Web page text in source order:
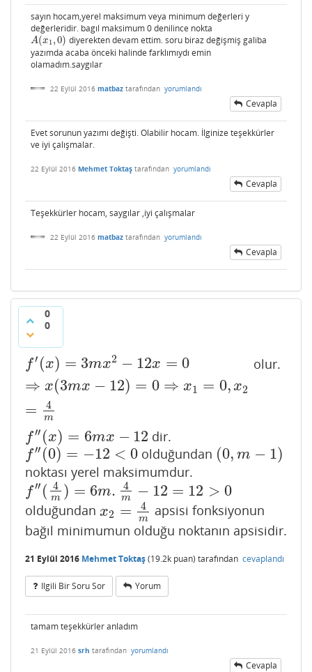
sayın hocam,yerel maksimum veya minimum değerleri y
değerleridir. bagıl maksimum 0 denilince nokta
A(x1 ,0)
A(x1,0)
diyerekten devam ettim. soru biraz değişmiş galiba
yazımda acaba önceki halinde farklımıydı emin
olamadım.saygılar
22 Eylül 2016 matbaz tarafından yorumlandı
Cevapla
Evet sorunun yazımı değişti. Olabilir hocam. İlginize teşekkürler
ve iyi çalışmalar.
22 Eylül 2016 Mehmet Toktaş tarafından yorumlandı
Cevapla
Teşekkürler hocam, saygılar ,iyi çalışmalar
22 Eylül 2016 matbaz tarafından yorumlandı
Cevapla
0
0
f′ (x) = 3mx2 − 12x = 0
⇒ x(3mx − 12) = 0 ⇒ x1 = 0, x2
= 4
m
f′(x)=3 mx 2−12x= 0⇒ x(3m x− 12 x2=4m
olur.
f′′ (x) = 6mx − 12
f″(x)=6mx −12 dir.
f′′ (0) = −12 < 0
f″(0)=− 12< 0 olduğundan (0, m − 1)
(0,m−1 )
noktası yerel maksimumdur.
f′′ ( 4
m ) = 6m. 4
m − 12 = 12 > 0
f″(4m)=6 m 4m− 12= 12 >0
olduğundan x2 = 4
m
x2= 4m
apsisi fonksiyonun
bağıl minimumun olduğu noktanın apsisidir.
21 Eylül 2016 Mehmet Toktaş(19.2k puan) tarafından cevaplandı
Ilgili Bir Soru Sor Yorum
tamam teşekkürler anladım
21 Eylül 2016 srh tarafından yorumlandı
Cevapla